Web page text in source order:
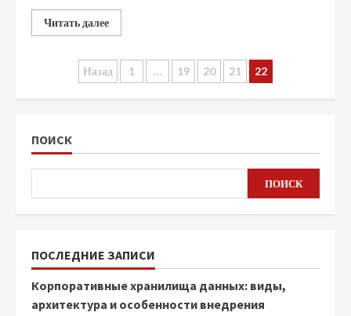
Читать далее
Пагинация
записей
Назад 1 … 19 20 21 22
ПОИСК
ПОИСК
ПОСЛЕДНИЕ ЗАПИСИ
Корпоративные хранилища данных: виды,
архитектура и особенности внедрения